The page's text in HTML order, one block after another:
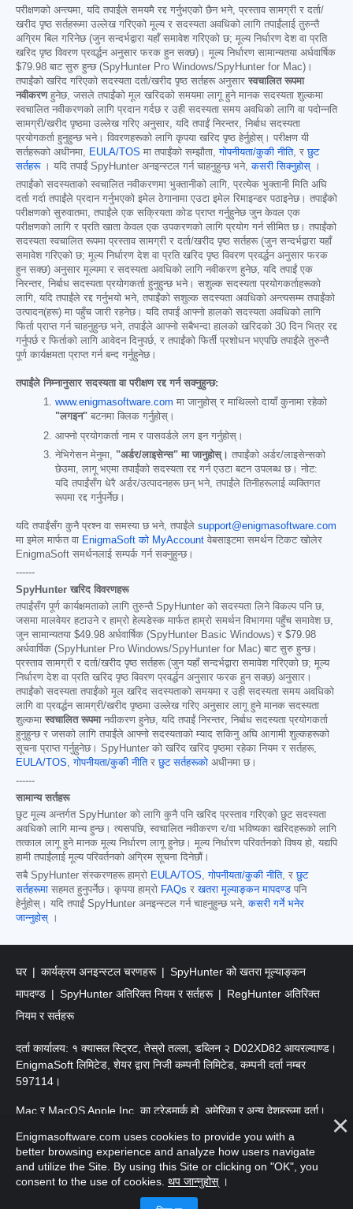
परीक्षणको अन्त्यमा, यदि तपाईंले समयमै रद्द गर्नुभएको छैन भने, प्रस्ताव सामग्री र दर्ता/
खरीद पृष्ठ सर्तहरूमा उल्लेख गरिएको मूल्य र सदस्यता अवधिको लागि तपाईंलाई तुरुन्तै
अग्रिम बिल गरिनेछ (जुन सन्दर्भद्वारा यहाँ समावेश गरिएको छ; मूल्य निर्धारण देश वा प्रति
खरिद पृष्ठ विवरण प्रवर्द्धन अनुसार फरक हुन सक्छ)। मूल्य निर्धारण सामान्यतया अर्धवार्षिक
$79.98 बाट सुरु हुन्छ (SpyHunter Pro Windows/SpyHunter for Mac)।
तपाईंको खरिद गरिएको सदस्यता दर्ता/खरीद पृष्ठ सर्तहरू अनुसार स्वचालित रूपमा
नवीकरणहुनेछ, जसले तपाईंको मूल खरिदको समयमा लागू हुने मानक सदस्यता शुल्कमा
स्वचालित नवीकरणको लागि प्रदान गर्दछ र उही सदस्यता समय अवधिको लागि वा पदोन्नति
सामग्री/खरीद पृष्ठमा उल्लेख गरिए अनुसार, यदि तपाईं निरन्तर, निर्बाध सदस्यता
प्रयोगकर्ता हुनुहुन्छ भने। विवरणहरूको लागि कृपया खरिद पृष्ठ हेर्नुहोस्। परीक्षण यी
सर्तहरूको अधीनमा, EULA/TOS मा तपाईंको सम्झौता,गोपनीयता/कुकी नीति, रछुट
सर्तहरू। यदि तपाईं SpyHunter अनइन्स्टल गर्न चाहनुहुन्छ भने,कसरी सिक्नुहोस् ।
तपाईंको सदस्यताको स्वचालित नवीकरणमा भुक्तानीको लागि, प्रत्येक भुक्तानी मिति अघि
दर्ता गर्दा तपाईंले प्रदान गर्नुभएको इमेल ठेगानामा एउटा इमेल रिमाइन्डर पठाइनेछ। तपाईंको
परीक्षणको सुरुवातमा, तपाईंले एक सक्रियता कोड प्राप्त गर्नुहुनेछ जुन केवल एक
परीक्षणको लागि र प्रति खाता केवल एक उपकरणको लागि प्रयोग गर्न सीमित छ। तपाईंको
सदस्यता स्वचालित रूपमा प्रस्ताव सामग्री र दर्ता/खरीद पृष्ठ सर्तहरू (जुन सन्दर्भद्वारा यहाँ
समावेश गरिएको छ; मूल्य निर्धारण देश वा प्रति खरिद पृष्ठ विवरण प्रवर्द्धन अनुसार फरक
हुन सक्छ) अनुसार मूल्यमा र सदस्यता अवधिको लागि नवीकरण हुनेछ, यदि तपाईं एक
निरन्तर, निर्बाध सदस्यता प्रयोगकर्ता हुनुहुन्छ भने। सशुल्क सदस्यता प्रयोगकर्ताहरूको
लागि, यदि तपाईंले रद्द गर्नुभयो भने, तपाईंको सशुल्क सदस्यता अवधिको अन्त्यसम्म तपाईंको
उत्पादन(हरू) मा पहुँच जारी रहनेछ। यदि तपाईं आफ्नो हालको सदस्यता अवधिको लागि
फिर्ता प्राप्त गर्न चाहनुहुन्छ भने, तपाईंले आफ्नो सबैभन्दा हालको खरिदको 30 दिन भित्र रद्द
गर्नुपर्छ र फिर्ताको लागि आवेदन दिनुपर्छ, र तपाईंको फिर्ती प्रशोधन भएपछि तपाईंले तुरुन्तै
पूर्ण कार्यक्षमता प्राप्त गर्न बन्द गर्नुहुनेछ।
तपाईंले निम्नानुसार सदस्यता वा परीक्षण रद्द गर्न सक्नुहुन्छ:
www.enigmasoftware.com मा जानुहोस् र माथिल्लो दायाँ कुनामा रहेको
"लगइन" बटनमा क्लिक गर्नुहोस्।
आफ्नो प्रयोगकर्ता नाम र पासवर्डले लग इन गर्नुहोस्।
नेभिगेसन मेनुमा, "अर्डर/लाइसेन्स" मा जानुहोस्। तपाईंको अर्डर/लाइसेन्सको
छेउमा, लागू भएमा तपाईंको सदस्यता रद्द गर्न एउटा बटन उपलब्ध छ। नोट:
यदि तपाईंसँग धेरै अर्डर/उत्पादनहरू छन् भने, तपाईंले तिनीहरूलाई व्यक्तिगत
रूपमा रद्द गर्नुपर्नेछ।
यदि तपाईंसँग कुनै प्रश्न वा समस्या छ भने, तपाईंले support@enigmasoftware.com
मा इमेल मार्फत वा EnigmaSoft को MyAccount वेबसाइटमा समर्थन टिकट खोलेर
EnigmaSoft समर्थनलाई सम्पर्क गर्न सक्नुहुन्छ।
------
SpyHunter खरिद विवरणहरू
तपाईंसँग पूर्ण कार्यक्षमताको लागि तुरुन्तै SpyHunter को सदस्यता लिने विकल्प पनि छ,
जसमा मालवेयर हटाउने र हाम्रो हेल्पडेस्क मार्फत हाम्रो समर्थन विभागमा पहुँच समावेश छ,
जुन सामान्यतया $49.98 अर्धवार्षिक (SpyHunter Basic Windows) र $79.98
अर्धवार्षिक (SpyHunter Pro Windows/SpyHunter for Mac) बाट सुरु हुन्छ।
प्रस्ताव सामग्री र दर्ता/खरीद पृष्ठ सर्तहरू (जुन यहाँ सन्दर्भद्वारा समावेश गरिएको छ; मूल्य
निर्धारण देश वा प्रति खरिद पृष्ठ विवरण प्रवर्द्धन अनुसार फरक हुन सक्छ) अनुसार।
तपाईंको सदस्यता तपाईंको मूल खरिद सदस्यताको समयमा र उही सदस्यता समय अवधिको
लागि वा प्रवर्द्धन सामग्री/खरीद पृष्ठमा उल्लेख गरिए अनुसार लागू हुने मानक सदस्यता
शुल्कमा स्वचालित रूपमानवीकरण हुनेछ, यदि तपाईं निरन्तर, निर्बाध सदस्यता प्रयोगकर्ता
हुनुहुन्छ र जसको लागि तपाईंले आफ्नो सदस्यताको म्याद सकिनु अघि आगामी शुल्कहरूको
सूचना प्राप्त गर्नुहुनेछ। SpyHunter को खरिद खरिद पृष्ठमा रहेका नियम र सर्तहरू,
EULA/TOS,गोपनीयता/कुकी नीतिरछुट सर्तहरूको अधीनमा छ।
------
सामान्य सर्तहरू
छुट मूल्य अन्तर्गत SpyHunter को लागि कुनै पनि खरिद प्रस्ताव गरिएको छुट सदस्यता
अवधिको लागि मान्य हुन्छ। त्यसपछि, स्वचालित नवीकरण र/वा भविष्यका खरिदहरूको लागि
तत्काल लागू हुने मानक मूल्य निर्धारण लागू हुनेछ। मूल्य निर्धारण परिवर्तनको विषय हो, यद्यपि
हामी तपाईंलाई मूल्य परिवर्तनको अग्रिम सूचना दिनेछौं।
सबै SpyHunter संस्करणहरू हाम्रो EULA/TOS,गोपनीयता/कुकी नीति, रछुट
सर्तहरूमा सहमत हुनुपर्नेछ। कृपया हाम्रो FAQs रखतरा मूल्याङ्कन मापदण्ड पनि
हेर्नुहोस्। यदि तपाईं SpyHunter अनइन्स्टल गर्न चाहनुहुन्छ भने,कसरी गर्ने भनेर
जान्नुहोस् ।
घर कार्यक्रम अनइन्स्टल चरणहरू
SpyHunter को खतरा मूल्याङ्कन
मापदण्ड
SpyHunter अतिरिक्त नियम र सर्तहरू
RegHunter अतिरिक्त
नियम र सर्तहरू
दर्ता कार्यालय: १ क्यासल स्ट्रिट, तेस्रो तल्ला, डब्लिन २ D02XD82 आयरल्याण्ड।
EnigmaSoft लिमिटेड, शेयर द्वारा निजी कम्पनी लिमिटेड, कम्पनी दर्ता नम्बर
597114।
Mac र MacOS Apple Inc. का ट्रेडमार्क हो, अमेरिका र अन्य देशहरूमा दर्ता।
प्रतिलिपि अधिकार 2016-2025। EnigmaSoft Ltd. सर्वाधिकार सुरक्षित।
Enigmasoftware.com uses cookies to provide you with a
better browsing experience and analyze how users navigate
and utilize the Site. By using this Site or clicking on "OK", you
consent to the use of cookies. थप जान्नुहोस्।